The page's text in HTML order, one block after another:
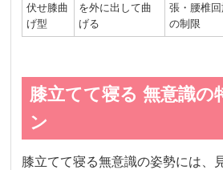
伏せ膝曲
げ型
を外に出して曲
げる
張・腰椎回
の制限
膝立てて寝る 無意識の
ン
膝立てて寝る無意識の姿勢には、